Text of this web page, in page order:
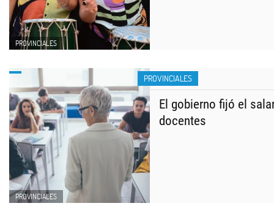
PROVINCIALES
PROVINCIALES
PROVINCIALES
El gobierno fijó el
docentes